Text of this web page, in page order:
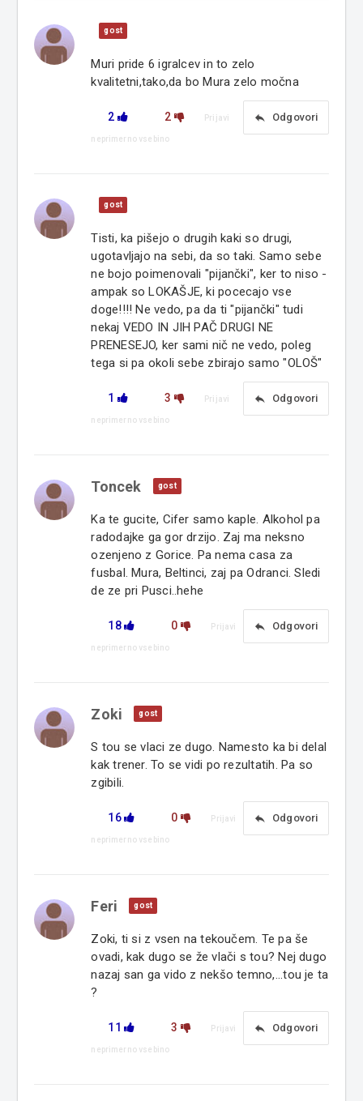
gost
Muri pride 6 igralcev in to zelo
kvalitetni,tako,da bo Mura zelo močna
2 2 reply Odgovori
Prijavi
neprimerno vsebino
gost
Tisti, ka pišejo o drugih kaki so drugi,
ugotavljajo na sebi, da so taki. Samo sebe
ne bojo poimenovali "pijančki", ker to niso -
ampak so LOKAŠJE, ki pocecajo vse
doge!!!! Ne vedo, pa da ti "pijančki" tudi
nekaj VEDO IN JIH PAČ DRUGI NE
PRENESEJO, ker sami nič ne vedo, poleg
tega si pa okoli sebe zbirajo samo "OLOŠ"
1 3 reply Odgovori
Prijavi
neprimerno vsebino
Toncek gost
Ka te gucite, Cifer samo kaple. Alkohol pa
radodajke ga gor drzijo. Zaj ma neksno
ozenjeno z Gorice. Pa nema casa za
fusbal. Mura, Beltinci, zaj pa Odranci. Sledi
de ze pri Pusci..hehe
18 0 reply Odgovori
Prijavi
neprimerno vsebino
Zoki gost
S tou se vlaci ze dugo. Namesto ka bi delal
kak trener. To se vidi po rezultatih. Pa so
zgibili.
16 0 reply Odgovori
Prijavi
neprimerno vsebino
Feri gost
Zoki, ti si z vsen na tekoučem. Te pa še
ovadi, kak dugo se že vlači s tou? Nej dugo
nazaj san ga vido z nekšo temno,...tou je ta
?
11 3 reply Odgovori
Prijavi
neprimerno vsebino